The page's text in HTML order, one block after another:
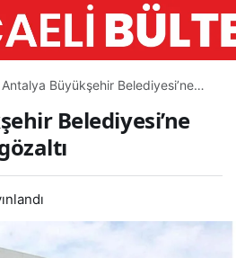
Antalya Büyükşehir Belediyesi’ne
Belediyesi’ne
PAYLAŞ